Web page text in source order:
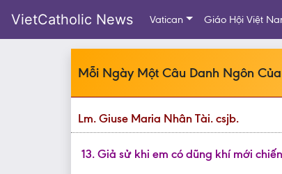
VietCatholic News Vatican Giáo Hội Việt
Mỗi Ngày Một Câu Danh Ngôn
Lm. Giuse Maria Nhân Tài. csjb.
13. Giả sử khi em có dũng khí mới